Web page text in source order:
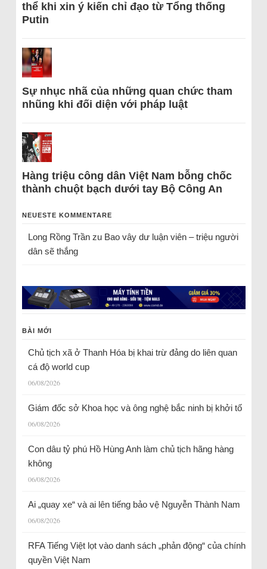
thể khi xin ý kiến chỉ đạo từ Tổng thống
Putin
Sự nhục nhã của những quan chức tham
nhũng khi đối diện với pháp luật
Hàng triệu công dân Việt Nam bỗng chốc
thành chuột bạch dưới tay Bộ Công An
NEUESTE KOMMENTARE
Long Rồng Trầnzu Bao vây dư luận viên – triệu người
dân sẽ thắng
BÀI MỚI
Chủ tịch xã ở Thanh Hóa bị khai trừ đảng do liên quan
cá độ world cup
06/08/2026
Giám đốc sở Khoa học và ông nghệ bắc ninh bị khởi tố
06/08/2026
Con dâu tỷ phú Hồ Hùng Anh làm chủ tịch hãng hàng
không
06/08/2026
Ai „quay xe“ và ai lên tiếng bảo vệ Nguyễn Thành Nam
06/08/2026
RFA Tiếng Việt lọt vào danh sách „phản động“ của chính
quyền Việt Nam